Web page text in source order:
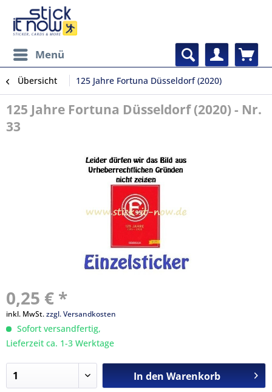
Menü
Übersicht 125 Jahre Fortuna Düsseldorf (2020)
125 Jahre Fortuna Düsseldorf (2020) - Nr.
33
0,25 € *
inkl. MwSt.zzgl. Versandkosten
Sofort versandfertig,
Lieferzeit ca. 1-3 Werktage
In den Warenkorb